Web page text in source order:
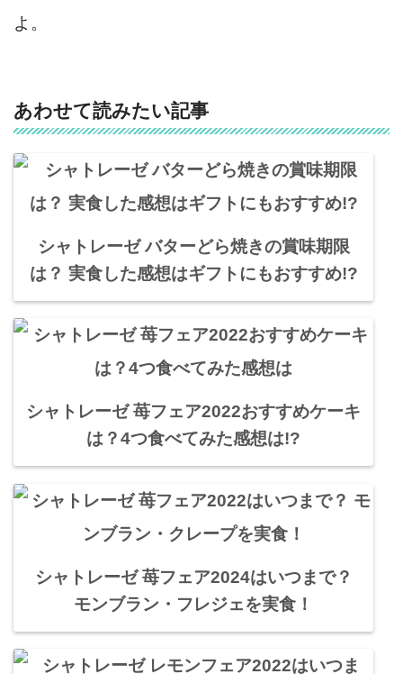
よ。
あわせて読みたい記事
シャトレーゼ バターどら焼きの賞味期限
は？ 実食した感想はギフトにもおすすめ!?
シャトレーゼ 苺フェア2022おすすめケーキ
は？4つ食べてみた感想は!?
シャトレーゼ 苺フェア2024はいつまで？
モンブラン・フレジェを実食！